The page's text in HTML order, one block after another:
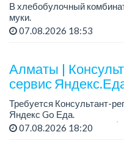
В хлебобулочный
муки.
График работы: 5/2, с 09.00
07.08.2026 18:53
Алматы |
сервис
Требуется Консультант-
Яндекс Go Еда.
Условия: работа в офисе
07.08.2026 18:20